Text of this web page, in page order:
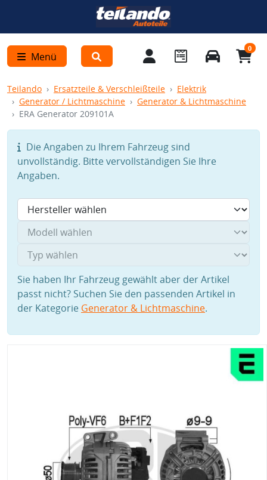
Menü
0
Teilando Ersatzteile & Verschleißteile
Elektrik
Generator / Lichtmaschine
Generator & Lichtmaschine
ERA Generator 209101A
Die Angaben zu Ihrem Fahrzeug sind
unvollständig. Bitte vervollständigen Sie Ihre
Angaben.
Sie haben Ihr Fahrzeug gewählt aber der Artikel
passt nicht? Suchen Sie den passenden Artikel in
der Kategorie Generator & Lichtmaschine.